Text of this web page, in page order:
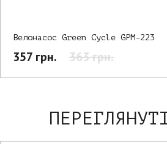
Велонасос Green Cycle GPM-223
357 грн. 363 грн.